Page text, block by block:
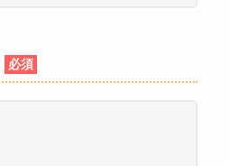
必須